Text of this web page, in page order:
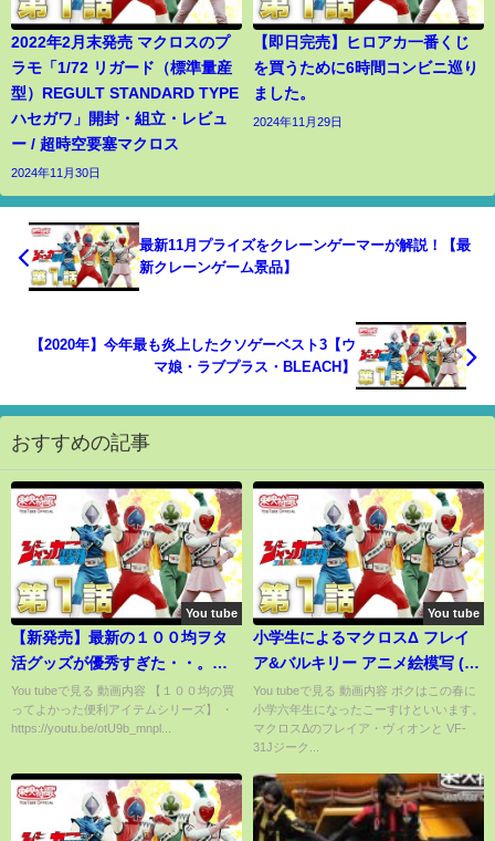
2022年2月末発売 マクロスのプ
ラモ「1/72 リガード（標準量産
型）REGULT STANDARD TYPE
ハセガワ」開封・組立・レビュ
ー / 超時空要塞マクロス
2024年11月30日
【即日完売】ヒロアカ一番くじ
を買うために6時間コンビニ巡り
ました。
2024年11月29日
最新11月プライズをクレーンゲーマーが解説！【最
新クレーンゲーム景品】
【2020年】今年最も炎上したクソゲーベスト3【ウ
マ娘・ラブプラス・BLEACH】
おすすめの記事
You tube
【新発売】最新の１００均ヲタ
活グッズが優秀すぎた・・。
『収納&ディスプレイ』
You tubeで見る 動画内容 【１００均の買
ってよかった便利アイテムシリーズ】 ・
https://youtu.be/otU9b_mnpl...
You tube
小学生によるマクロスΔ フレイ
ア&バルキリー アニメ絵模写 (小
６)
You tubeで見る 動画内容 ボクはこの春に
小学六年生になったこーすけといいます。
マクロスΔのフレイア・ヴィオンと VF-
31Jジーク...